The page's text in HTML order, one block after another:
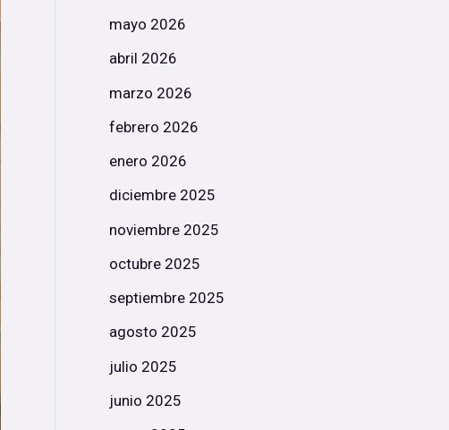
mayo 2026
abril 2026
marzo 2026
febrero 2026
enero 2026
diciembre 2025
noviembre 2025
octubre 2025
septiembre 2025
agosto 2025
julio 2025
junio 2025